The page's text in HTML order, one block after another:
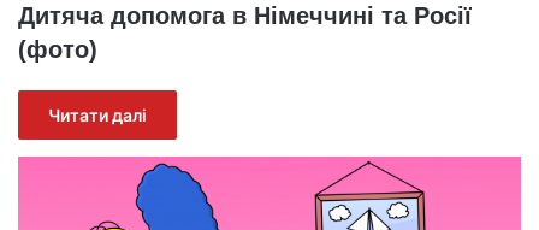
Дитяча допомога в Німеччині та Росії
(фото)
Читати далі